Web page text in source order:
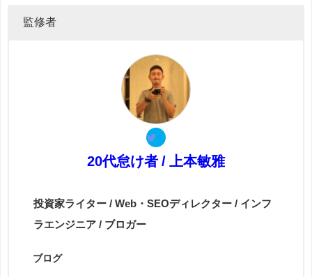
監修者
20代怠け者 / 上本敏雅
投資家ライター / Web・SEOディレクター / インフ
ラエンジニア / ブロガー
ブログ